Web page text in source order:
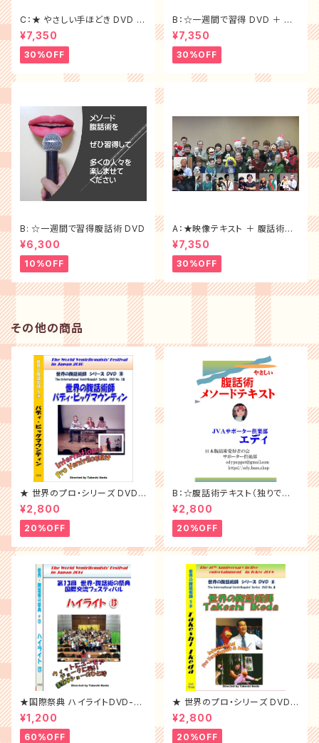
C：★ やさしい手ほどき DVD ＋
腹話術テキスト ＜大特価セット
割f）
¥7,350
30%OFF
B：☆一週間で習得 DVD ＋ 腹
話術テキスト ＜大特価セット割
30%off＞
¥7,350
30%OFF
B: ☆一週間で習得腹話術 DVD
¥6,300
10%OFF
A：★映像テキスト ＋ 腹話術テ
キスト＜大特価セット割30%of
f ＞
¥7,350
30%OFF
その他の商品
★ 世界のプロ・シリーズ DVD-
⑱
¥2,800
20%OFF
B：☆腹話術テキスト（独りで学
べる優れもの）
¥2,800
20%OFF
★国際祭典 ハイライトDVD-20
14年
¥1,200
60%OFF
★ 世界のプロ・シリーズ DVD-
⑧
¥2,800
20%OFF